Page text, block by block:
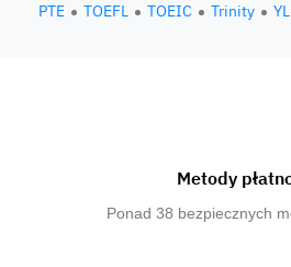
PTE
TOEFL TOEIC Trinity
Metody
Ponad 38 bezpiecznych